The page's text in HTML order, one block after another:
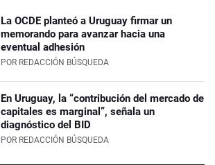
La OCDE planteó a Uruguay firmar un
memorando para avanzar hacia una
eventual adhesión
POR REDACCIÓN BÚSQUEDA
En Uruguay, la “contribución del mercado de
capitales es marginal”, señala un
diagnóstico del BID
POR REDACCIÓN BÚSQUEDA